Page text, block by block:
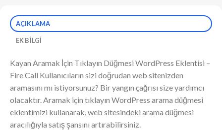
AÇIKLAMA
EK BILGI
Kayan Aramak İçin Tıklayın Düğmesi WordPress Eklentisi –
Fire Call Kullanıcıların sizi doğrudan web sitenizden
aramasını mı istiyorsunuz? Bir yangın çağrısı size yardımcı
olacaktır. Aramak için tıklayın WordPress arama düğmesi
eklentimizi kullanarak, web sitesindeki arama düğmesi
aracılığıyla satış şansını artırabilirsiniz.